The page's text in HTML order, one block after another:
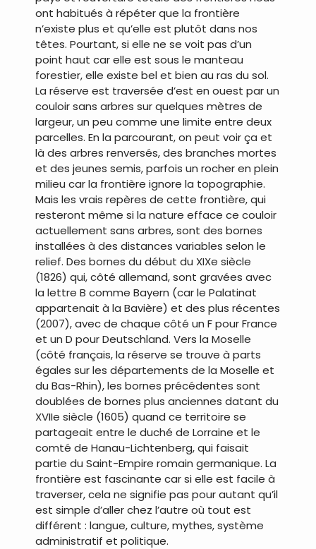
ont habitués à répéter que la frontière
n’existe plus et qu’elle est plutôt dans nos
têtes. Pourtant, si elle ne se voit pas d’un
point haut car elle est sous le manteau
forestier, elle existe bel et bien au ras du sol.
La réserve est traversée d’est en ouest par un
couloir sans arbres sur quelques mètres de
largeur, un peu comme une limite entre deux
parcelles. En la parcourant, on peut voir ça et
là des arbres renversés, des branches mortes
et des jeunes semis, parfois un rocher en plein
milieu car la frontière ignore la topographie.
Mais les vrais repères de cette frontière, qui
resteront même si la nature efface ce couloir
actuellement sans arbres, sont des bornes
installées à des distances variables selon le
relief. Des bornes du début du XIXe siècle
(1826) qui, côté allemand, sont gravées avec
la lettre B comme Bayern (car le Palatinat
appartenait à la Bavière) et des plus récentes
(2007), avec de chaque côté un F pour France
et un D pour Deutschland. Vers la Moselle
(côté français, la réserve se trouve à parts
égales sur les départements de la Moselle et
du Bas-Rhin), les bornes précédentes sont
doublées de bornes plus anciennes datant du
XVIIe siècle (1605) quand ce territoire se
partageait entre le duché de Lorraine et le
comté de Hanau-Lichtenberg, qui faisait
partie du Saint-Empire romain germanique. La
frontière est fascinante car si elle est facile à
traverser, cela ne signifie pas pour autant qu’il
est simple d’aller chez l’autre où tout est
différent : langue, culture, mythes, système
administratif et politique.